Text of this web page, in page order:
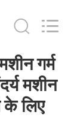
गर्म
मशीन
के लिए